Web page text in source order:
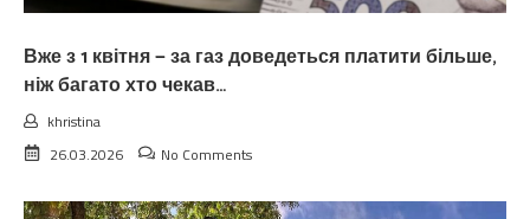
Вже з 1 квітня — за газ доведеться платити більше,
ніж багато хто чекав…
khristina
26.03.2026
No Comments